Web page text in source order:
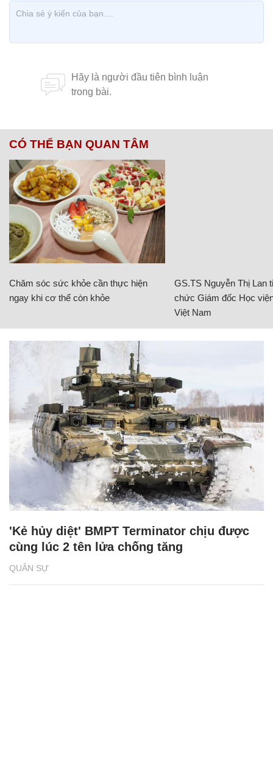
CÓ THỂ BẠN QUAN TÂM
Chăm sóc sức khỏe cần thực hiện
ngay khi cơ thể còn khỏe
GS.TS Nguyễn Thị Lan
chức Giám đốc Học
Việt Nam
QUÂN SỰ
'Kẻ hủy diệt' BMPT Terminator chịu được
cùng lúc 2 tên lửa chống tăng